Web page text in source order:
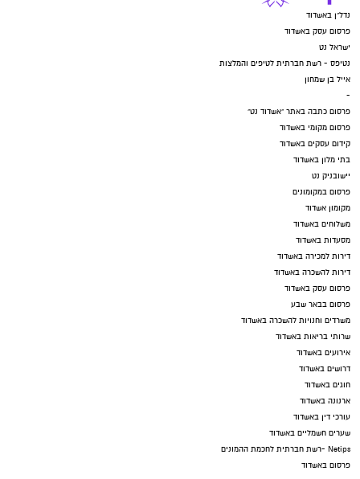
נדל"ן באשדוד
פרסום עסק באשדוד
ישראל נט
נטיפס - רשת חברתית לטיפים והמלצות
אייל בן שמחון
-
פרסום כתבה באתר "אשדוד נט"
פרסום מקומי באשדוד
קידום עסקים באשדוד
בתי מלון באשדוד
יישובניק נט
פרסום במקומונים
מקומון אשדוד
משלוחים באשדוד
מסעדות באשדוד
דירות למכירה באשדוד
דירות להשכרה באשדוד
פרסום עסק באשדוד
פרסום בבאר שבע
משרדים וחנויות להשכרה באשדוד
שרותי בריאות באשדוד
אירועים באשדוד
דרושים באשדוד
חוגים באשדוד
ארנונה באשדוד
עורכי דין באשדוד
שערים חשמליים באשדוד
Netips -רשת חברתית לחכמת ההמונים
פרסום באשדוד